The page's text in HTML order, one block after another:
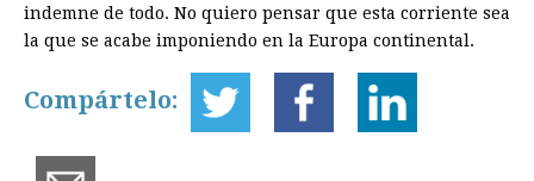
indemne de todo. No quiero pensar que esta corriente sea
la que se acabe imponiendo en la Europa continental.
Compártelo: